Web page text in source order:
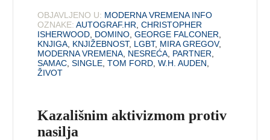
OBJAVLJENO U: MODERNA VREMENA INFO
OZNAKE: AUTOGRAF.HR ,CHRISTOPHER
ISHERWOOD DOMINO ,GEORGE FALCONER
KNJIGA KNJIŽEBNOST, LGBT, MIRA GREGOV,
MODERNA VREMENA NESREĆA PARTNER
SAMAC ,SINGLE ,TOM FORD ,W.H. AUDEN
ŽIVOT
Kazališnim aktivizmom protiv
nasilja